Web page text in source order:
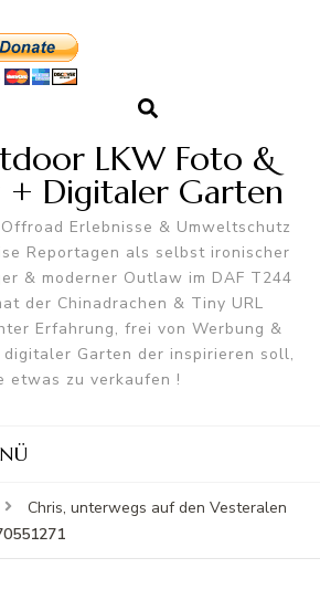
LKW Foto &
+ Digitaler Garten
Erlebnisse & Umweltschutz
Reportagen als selbst ironischer
& moderner Outlaw im DAF T244
der Chinadrachen & Tiny URL
Erfahrung, frei von Werbung &
digitaler Garten der inspirieren soll,
etwas zu verkaufen !
Chris, unterwegs auf den Vesteralen